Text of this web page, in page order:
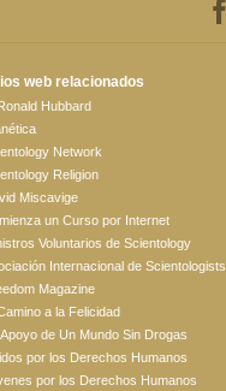
web relacionados
Hubbard
Network
Religion
Miscavige
un Curso por Internet
Voluntarios de Scientology
Internacional de Scientologists
Magazine
a la Felicidad
Apoyo de Un Mundo Sin Drogas
por los Derechos Humanos
por los Derechos Humanos